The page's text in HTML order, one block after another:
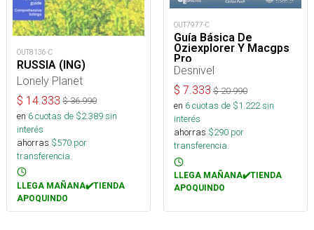
OUT8136-C
RUSSIA (ING)
Lonely Planet
$ 14.333 $36.990
en 6cuotas de $2.389sin
interés
ahorras $570 por
transferencia.
LLEGA MAÑANA✔️TIENDA
APOQUINDO
OUT7977-C
Guía Básica De
Oziexplorer Y Macgps
Pro
Desnivel
$ 7.333 $20.990
en 6cuotas de $1.222sin
interés
ahorras $290 por
transferencia.
LLEGA MAÑANA✔️TIENDA
APOQUINDO